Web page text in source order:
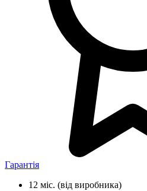
Гарантія
12 міс. (від виробника)